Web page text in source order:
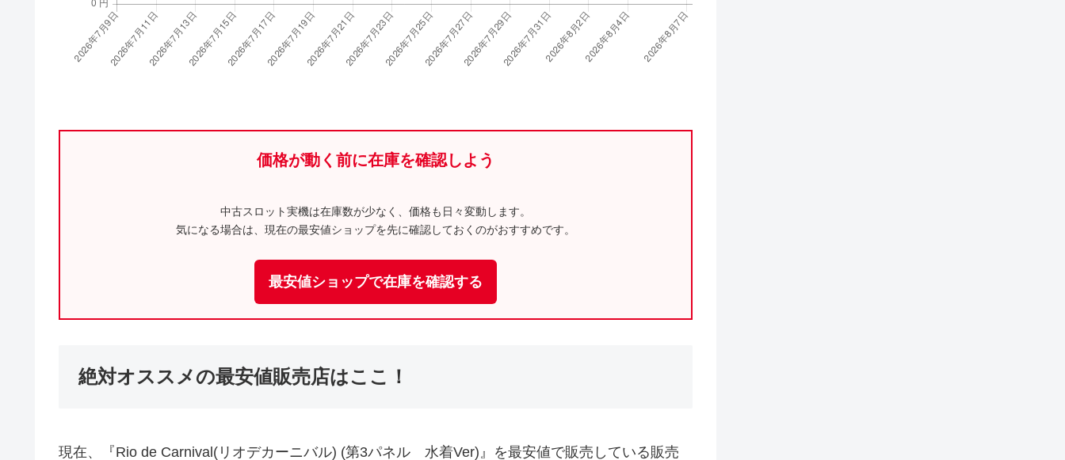
価格が動く前に在庫を確認しよう
中古スロット実機は在庫数が少なく、価格も日々変動します。
気になる場合は、現在の最安値ショップを先に確認しておくのがおすすめです。
最安値ショップで在庫を確認する
絶対オススメの最安値販売店はここ！
現在、『Rio de Carnival(リオデカーニバル) (第3パネル 水着Ver)』を最安値で販売している販売